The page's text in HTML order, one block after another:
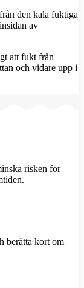
den kala fuktiga
av
att fukt från
och vidare upp i
risken för
berätta kort om